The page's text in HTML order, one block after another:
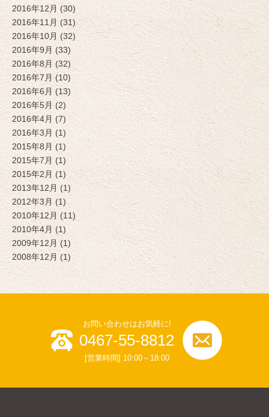
2016年12月 (30)
2016年11月 (31)
2016年10月 (32)
2016年9月 (33)
2016年8月 (32)
2016年7月 (10)
2016年6月 (13)
2016年5月 (2)
2016年4月 (7)
2016年3月 (1)
2015年8月 (1)
2015年7月 (1)
2015年2月 (1)
2013年12月 (1)
2012年3月 (1)
2010年12月 (11)
2010年4月 (1)
2009年12月 (1)
2008年12月 (1)
お問い合わせはお気軽に!
0467-55-8812
[営業時間] 10:00～18:00